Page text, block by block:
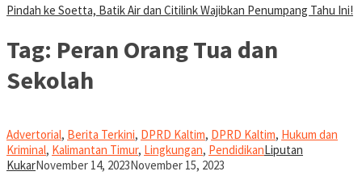
Pindah ke Soetta, Batik Air dan Citilink Wajibkan Penumpang Tahu Ini!
Tag: Peran Orang Tua dan
Sekolah
Advertorial, Berita Terkini, DPRD Kaltim, DPRD Kaltim, Hukum dan
Kriminal, Kalimantan Timur, Lingkungan, PendidikanLiputan
KukarNovember 14, 2023November 15, 2023